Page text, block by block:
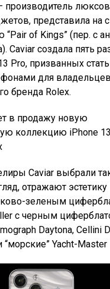
производитель
представила на
of Kings” (пер. с
Caviar создала пять
Pro, призванных стать
для
бренда Rolex.
Caviar выбрали
отражают эстетику
зеленым
с черным
Daytona, Cellini
“морские” Yacht-Master